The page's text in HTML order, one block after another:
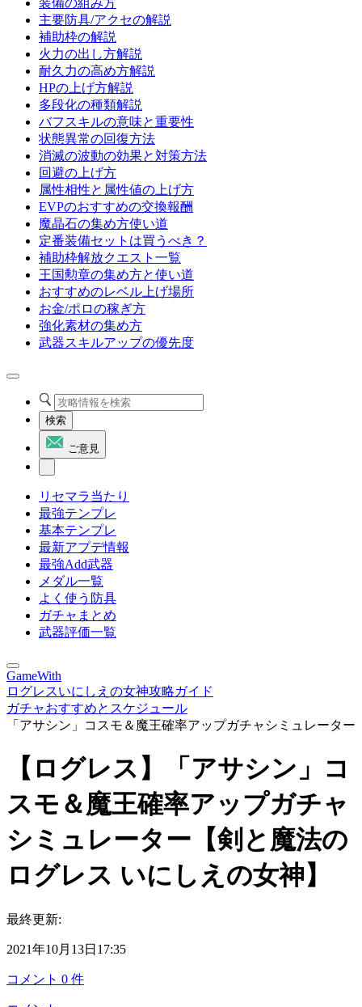
装備の組み方
主要防具/アクセの解説
補助枠の解説
火力の出し方解説
耐久力の高め方解説
HPの上げ方解説
多段化の種類解説
バフスキルの意味と重要性
状態異常の回復方法
消滅の波動の効果と対策方法
回避の上げ方
属性相性と属性値の上げ方
EVPのおすすめの交換報酬
魔晶石の集め方使い道
定番装備セットは買うべき？
補助枠解放クエスト一覧
王国勲章の集め方と使い道
おすすめのレベル上げ場所
お金/ポロの稼ぎ方
強化素材の集め方
武器スキルアップの優先度
検索
ご意見
リセマラ当たり
最強テンプレ
基本テンプレ
最新アプデ情報
最強Add武器
メダル一覧
よく使う防具
ガチャまとめ
武器評価一覧
GameWith
ログレスいにしえの女神攻略ガイド
ガチャおすすめとスケジュール
「アサシン」コスモ＆魔王確率アップガチャシミュレーター
【ログレス】「アサシン」コ
スモ＆魔王確率アップガチャ
シミュレーター【剣と魔法の
ログレス いにしえの女神】
最終更新:
2021年10月13日17:35
コメント 0 件